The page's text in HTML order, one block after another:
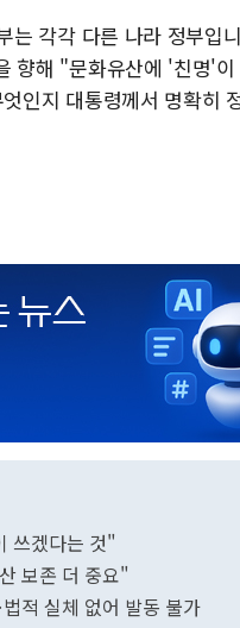
각각 다른 나라 정부입
향해 "문화유산에 '친명'
인지 대통령께서 명확히
쓰겠다는 것"
보존 더 중요"
적 실체 없어 발동 불가